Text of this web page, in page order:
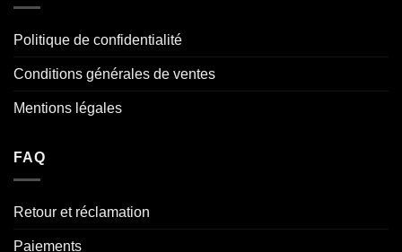
Politique de confidentialité
Conditions générales de ventes
Mentions légales
FAQ
Retour et réclamation
Paiements